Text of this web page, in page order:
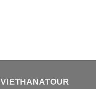
VIETHANATOUR